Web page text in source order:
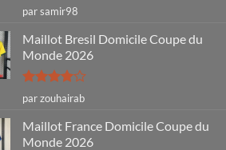
Note5sur
5
par samir98
Maillot Bresil Domicile Coupe du
Monde 2026
Note4
sur 5
par zouhairab
Maillot France Domicile Coupe du
Monde 2026